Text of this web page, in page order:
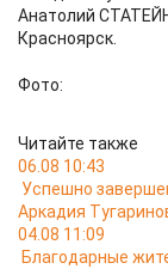
Анатолий
Красноярск.
Фото:
Читайте также
06.08 10:43
Успешно
Аркадия
04.08 11:09
Благодарные